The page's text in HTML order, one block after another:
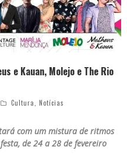
e Kauan, Molejo e The Rio
Cultura Notícias
com um mistura de ritmos
de 24 a 28 de fevereiro